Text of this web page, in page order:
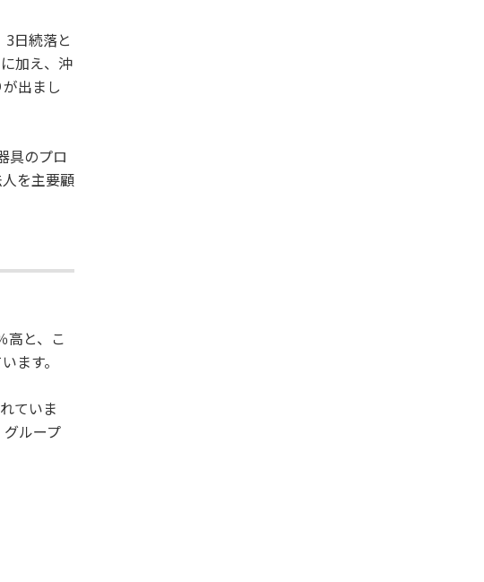
3日続落と
加え、沖
出まし
具のプロ
を主要顧
高と、こ
ます。
ていま
ループ